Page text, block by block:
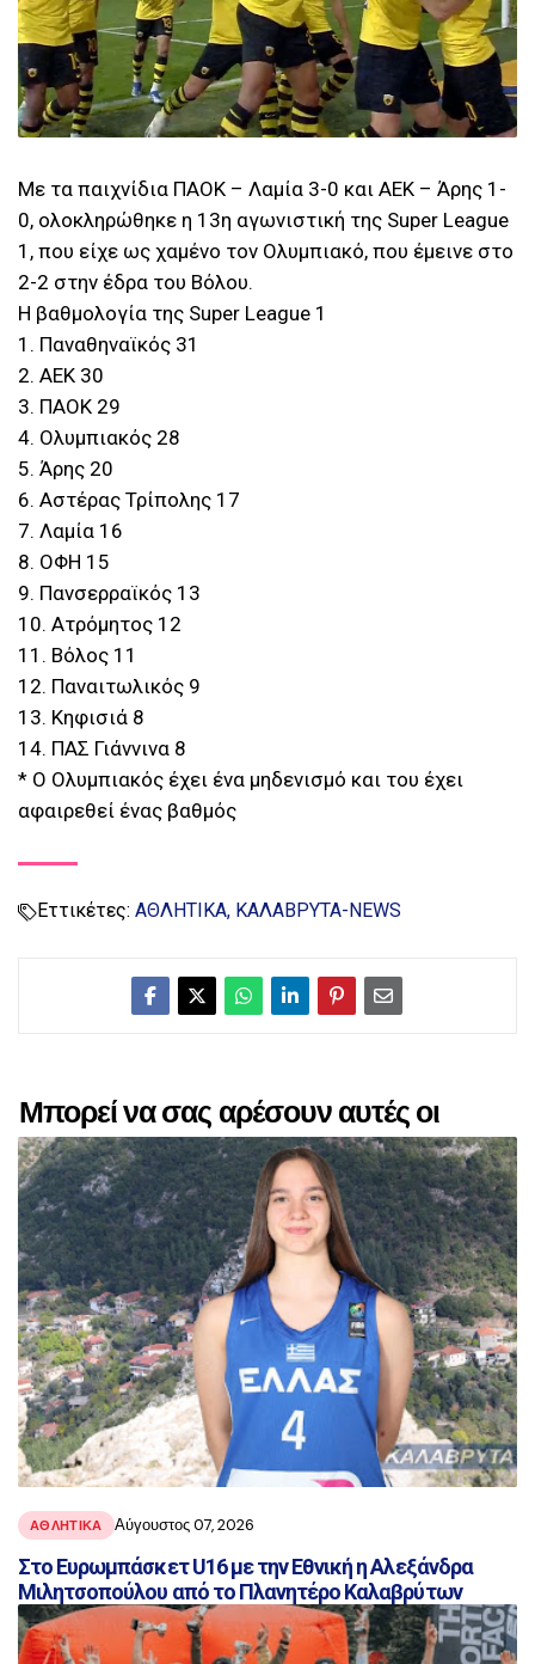
Με τα παιχνίδια ΠΑΟΚ – Λαμία 3-0 και ΑΕΚ – Άρης 1-
0, ολοκληρώθηκε η 13η αγωνιστική της Super League
1, που είχε ως χαμένο τον Ολυμπιακό, που έμεινε στο
2-2 στην έδρα του Βόλου.
Η βαθμολογία της Super League 1
1. Παναθηναϊκός 31
2. ΑΕΚ 30
3. ΠΑΟΚ 29
4. Ολυμπιακός 28
5. Άρης 20
6. Αστέρας Τρίπολης 17
7. Λαμία 16
8. ΟΦΗ 15
9. Πανσερραϊκός 13
10. Ατρόμητος 12
11. Βόλος 11
12. Παναιτωλικός 9
13. Κηφισιά 8
14. ΠΑΣ Γιάννινα 8
* Ο Ολυμπιακός έχει ένα μηδενισμό και του έχει
αφαιρεθεί ένας βαθμός
Εττικέτες: ΑΘΛΗΤΙΚΑ ΚΑΛΑΒΡΥΤΑ-NEWS
Μπορεί να σας αρέσουν αυτές οι
αναρτήσεις
ΑΘΛΗΤΙΚΑ Αύγουστος 07, 2026
Στο Ευρωμπάσκετ U16 με την Εθνική η Αλεξάνδρα
Μιλητσοπούλου από το Πλανητέρο Καλαβρύτων